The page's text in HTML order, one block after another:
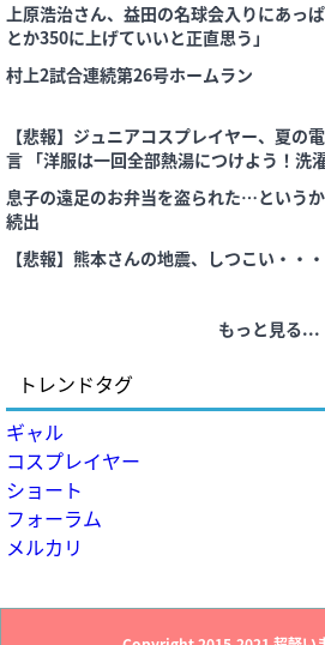
上原浩治さん、益田の名球会入りにあっ
とか350に上げていいと正直思う」
村上2試合連続第26号ホームラン
【悲報】ジュニアコスプレイヤー、夏の
言 「洋服は一回全部熱湯につけよう！洗
ハイター薄めた水で一回まわそう！」
息子の遠足のお弁当を盗られた…という
続出
【悲報】熊本さんの地震、しつこい・・・
もっと見る...
トレンドタグ
ギャル
コスプレイヤー
ショート
フォーラム
メルカリ